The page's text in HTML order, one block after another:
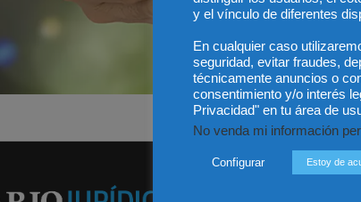
y el vínculo de diferentes
En cualquier caso
seguridad, evitar fraudes,
técnicamente anuncios o
consentimiento y/o interés
Privacidad" en tu área de
No venda mi información
Configurar Estoy de